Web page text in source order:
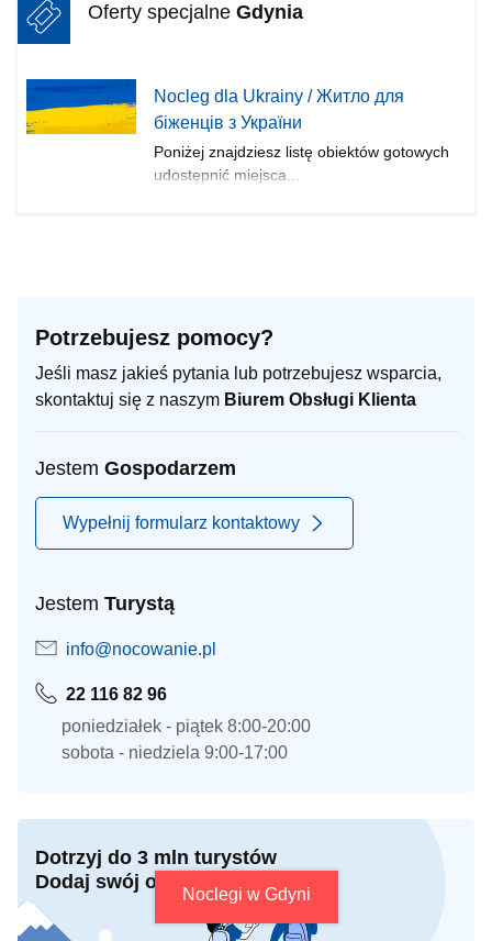
Oferty specjalne Gdynia
Nocleg dla Ukrainy / Житло для
бiженцiв з України
Poniżej znajdziesz listę obiektów gotowych
udostępnić miejsca...
Noclegi w Gdyni
Potrzebujesz pomocy?
Jeśli masz jakieś pytania lub potrzebujesz wsparcia,
skontaktuj się z naszym Biurem Obsługi Klienta
Jestem Gospodarzem
Wypełnij formularz kontaktowy
Jestem Turystą
info@nocowanie.pl
22 116 82 96
poniedziałek - piątek 8:00-20:00
sobota - niedziela 9:00-17:00
Dotrzyj do 3 mln turystów
Dodaj swój obiekt